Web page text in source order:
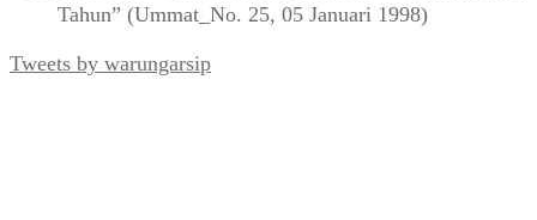
Tahun” (Ummat_No. 25, 05 Januari 1998)
Tweets by warungarsip